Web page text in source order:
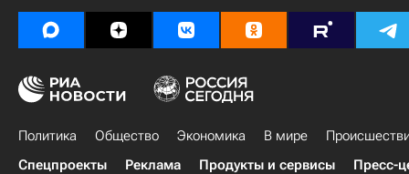
Политика Общество Экономика В мире
Спецпроекты
Реклама Продукты и сервисы Пресс-